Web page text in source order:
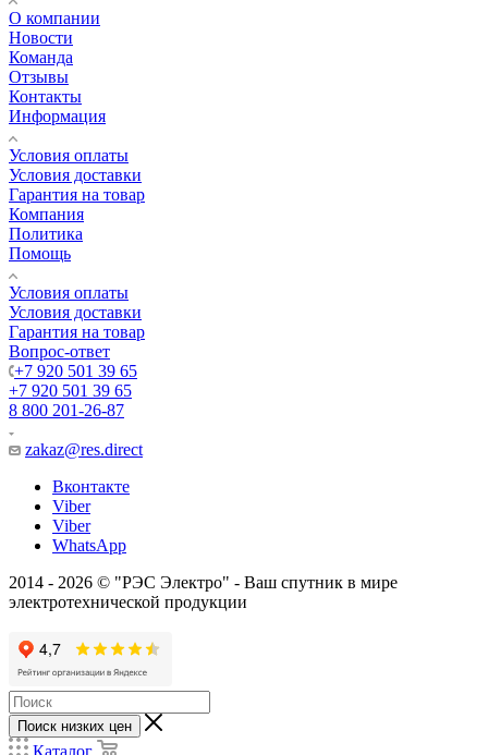
О компании
Новости
Команда
Отзывы
Контакты
Информация
Условия оплаты
Условия доставки
Гарантия на товар
Компания
Политика
Помощь
Условия оплаты
Условия доставки
Гарантия на товар
Вопрос-ответ
+7 920 501 39 65
+7 920 501 39 65
8 800 201-26-87
zakaz@res.direct
Вконтакте
Viber
Viber
WhatsApp
2014 - 2026 © "РЭС Электро" - Ваш спутник в мире
электротехнической продукции
Поиск низких цен
Каталог